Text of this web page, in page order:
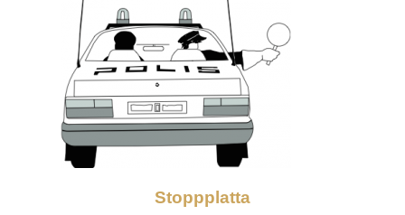
Stoppplatta